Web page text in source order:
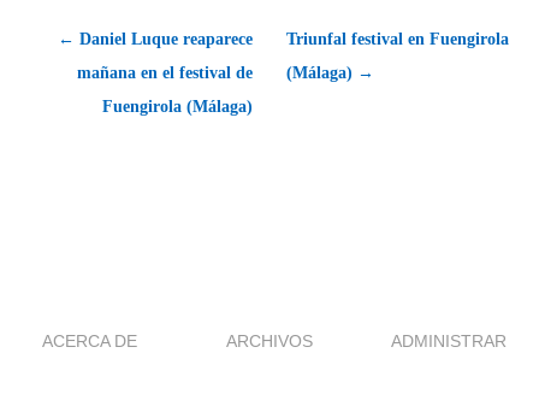
← Daniel Luque reaparece
mañana en el festival de
Fuengirola (Málaga)
Triunfal festival en Fuengirola
(Málaga) →
ACERCA DE ARCHIVOS ADMINISTRAR